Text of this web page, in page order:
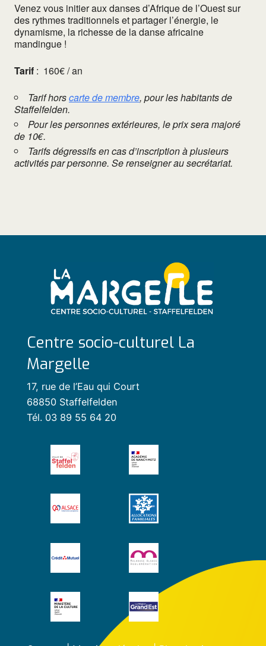
Venez vous initier aux danses d’Afrique de l’Ouest sur
des rythmes traditionnels et partager l’énergie, le
dynamisme, la richesse de la danse africaine
mandingue !
Tarif : 160€ / an
Tarif horscarte de membre, pour les habitants de
Staffelfelden.
Pour les personnes extérieures, le prix sera majoré
de 10€.
Tarifs dégressifs en cas d’inscription à plusieurs
activités par personne. Se renseigner au secrétariat.
Centre socio-culturel La
Margelle
17, rue de l’Eau qui Court
68850 Staffelfelden
Tél. 03 89 55 64 20